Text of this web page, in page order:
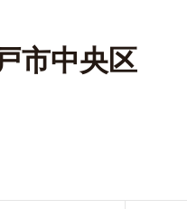
市中央区